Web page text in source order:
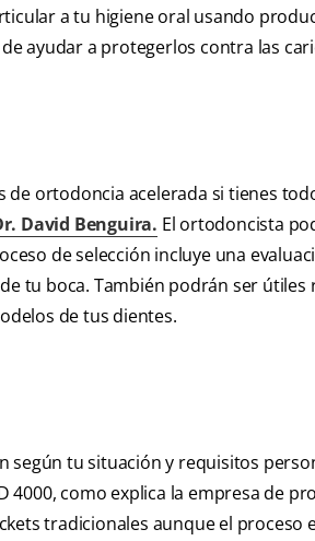
a tu higiene oral usando
ayudar a protegerlos contra las
ortodoncia acelerada si tienes
David Benguira. El ortodoncista
de selección incluye una
tu boca. También podrán ser útiles
de tus dientes.
tu situación y requisitos
como explica la empresa de
tradicionales aunque el proceso